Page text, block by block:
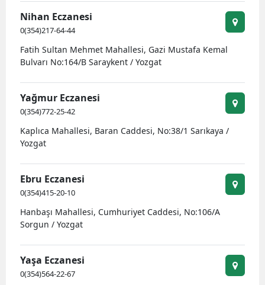
Nihan Eczanesi
0(354)217-64-44
Fatih Sultan Mehmet Mahallesi, Gazi Mustafa Kemal
Bulvarı No:164/B Saraykent / Yozgat
Yağmur Eczanesi
0(354)772-25-42
Kaplıca Mahallesi, Baran Caddesi, No:38/1 Sarıkaya /
Yozgat
Ebru Eczanesi
0(354)415-20-10
Hanbaşı Mahallesi, Cumhuriyet Caddesi, No:106/A
Sorgun / Yozgat
Yaşa Eczanesi
0(354)564-22-67